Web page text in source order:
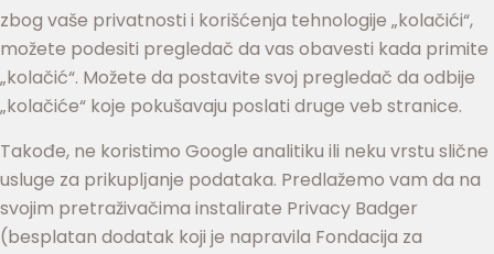
zbog vaše privatnosti i korišćenja tehnologije „kolačići“,
možete podesiti pregledač da vas obavesti kada primite
„kolačić“. Možete da postavite svoj pregledač da odbije
„kolačiće“ koje pokušavaju poslati druge veb stranice.
Takođe, ne koristimo Google analitiku ili neku vrstu slične
usluge za prikuplјanje podataka. Predlažemo vam da na
svojim pretraživačima instalirate Privacy Badger
(besplatan dodatak koji je napravila Fondacija za